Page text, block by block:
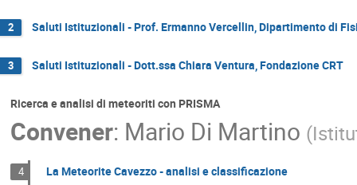
2 Saluti Istituzionali - Prof. Ermanno Vercellin, Dipartimento di
3 Saluti Istituzionali - Dott.ssa Chiara Ventura, Fondazione CRT
Ricerca e analisi di meteoriti con PRISMA
Convener: Mario Di Martino (
4 La Meteorite Cavezzo - analisi e classificazione